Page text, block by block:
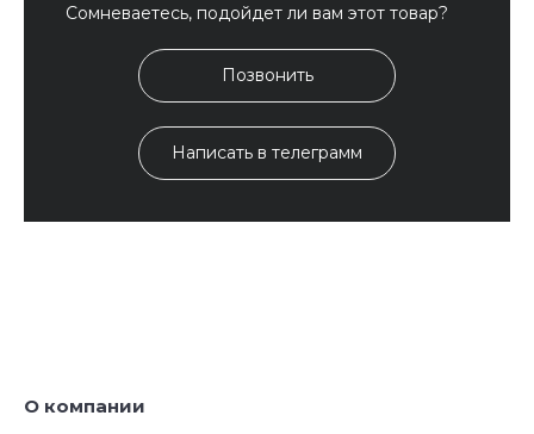
Сомневаетесь, подойдет ли вам этот товар?
Позвонить
Написать в телеграмм
О компании